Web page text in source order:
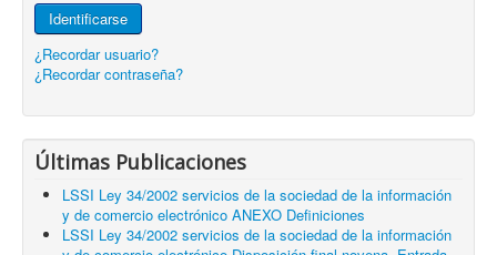
Identificarse
¿Recordar usuario?
¿Recordar contraseña?
Últimas Publicaciones
LSSI Ley 34/2002 servicios de la sociedad de la información
y de comercio electrónico ANEXO Definiciones
LSSI Ley 34/2002 servicios de la sociedad de la información